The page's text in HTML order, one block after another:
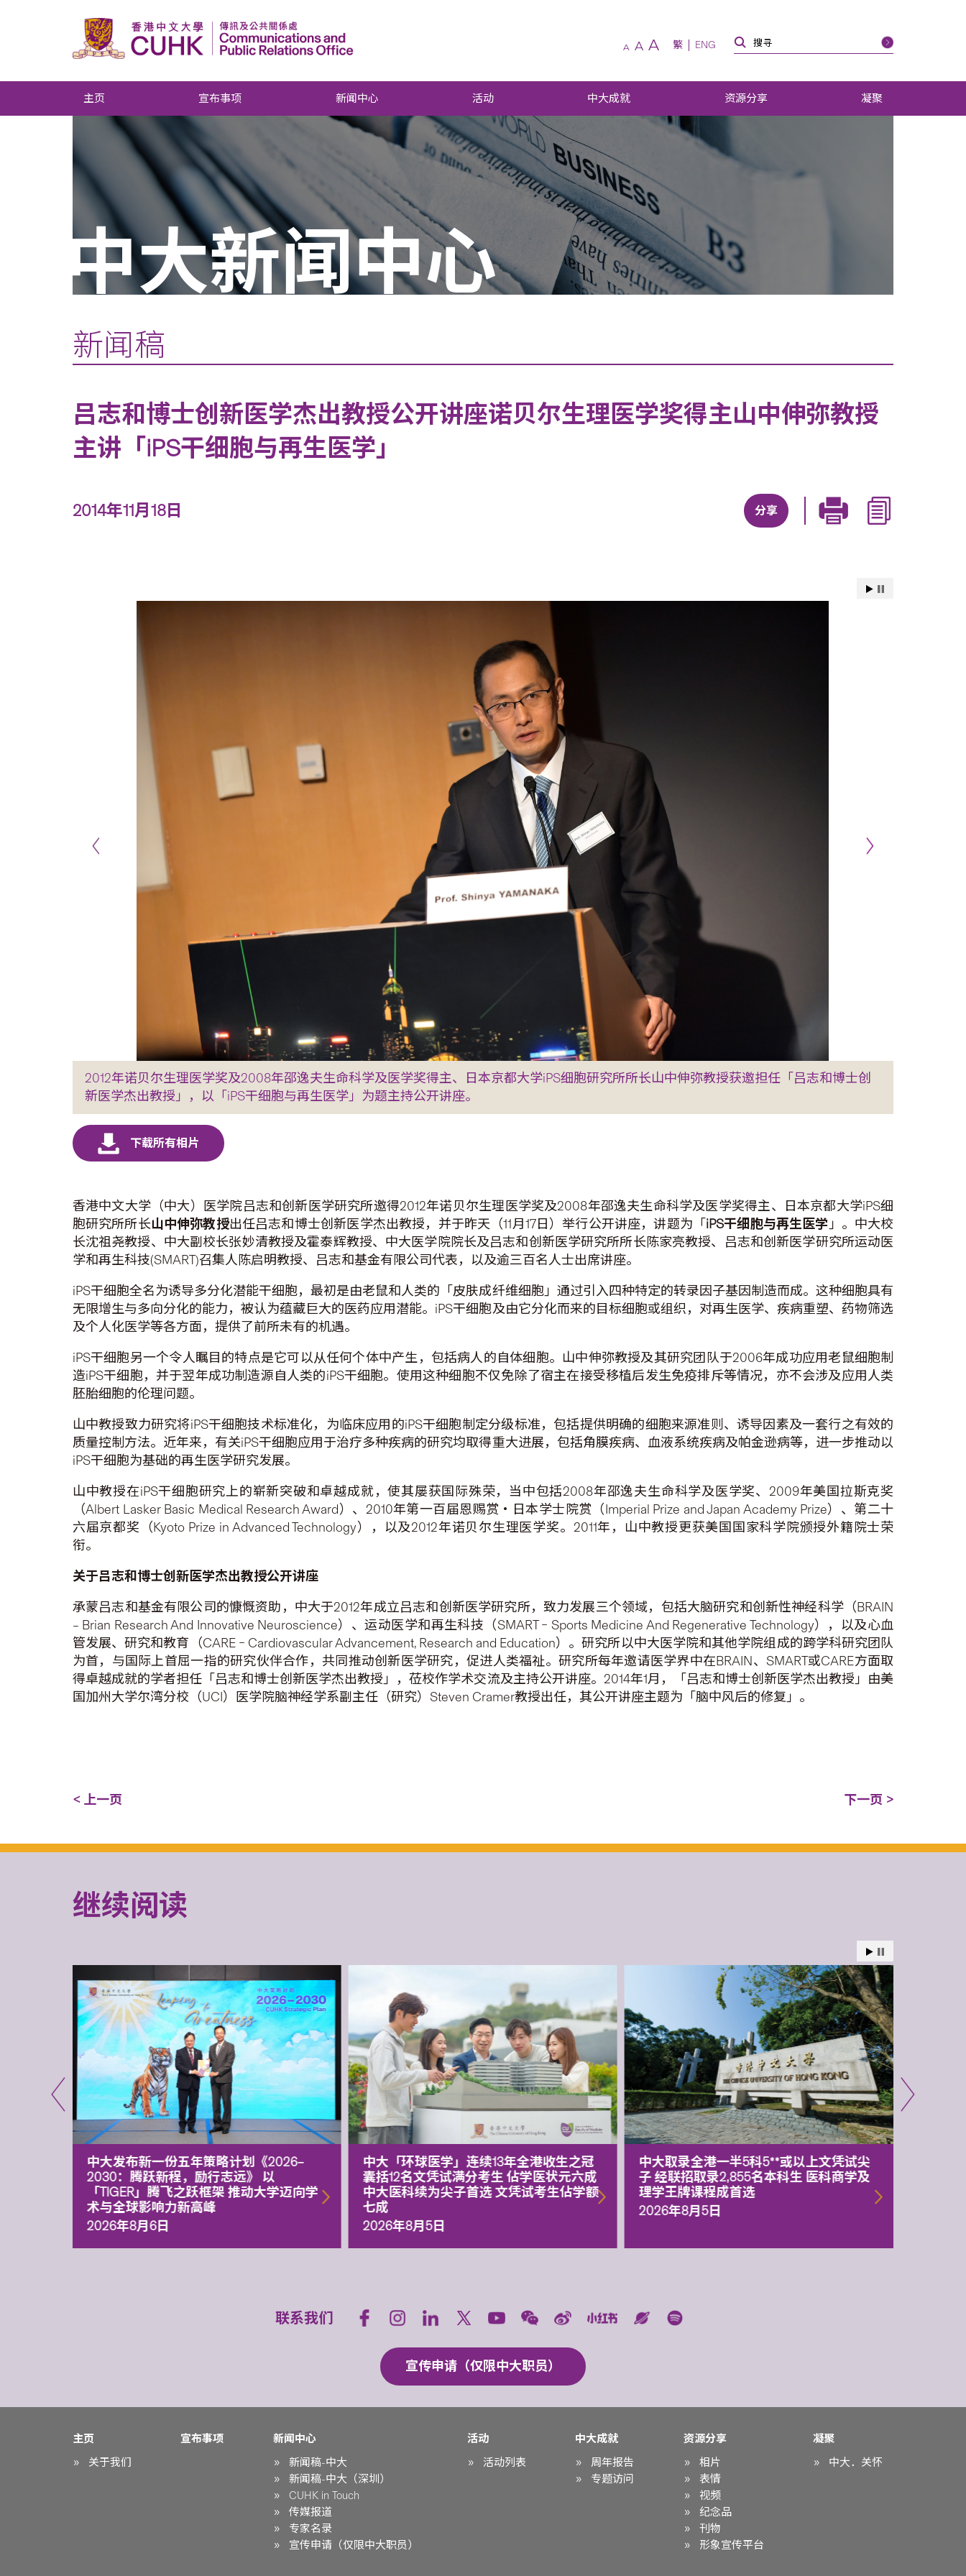
A A A 繁 ENG
主页 宣布事项 新闻中心 活动 中大成就 资源分享 凝聚
中大新闻中心
新闻稿
吕志和博士创新医学杰出教授公开讲座诺贝尔生理医学奖得主山中伸弥教授
主讲「iPS干细胞与再生医学」
2014年11月18日 分享
2012年诺贝尔生理医学奖及2008年邵逸夫生命科学及医学奖得主、日本京都大学iPS细胞研究所所长山中伸弥教授获邀担任「吕志和博士创
新医学杰出教授」，以「iPS干细胞与再生医学」为题主持公开讲座。
香港中文大学（中大）医学院吕志和创新医学研究所邀得2012年诺贝尔生理医学奖及2008年邵逸夫生命科学及医学奖得主、日本京都大学iPS细
胞研究所所长山中伸弥教授出任吕志和博士创新医学杰出教授，并于昨天（11月17日）举行公开讲座，讲题为「iPS干细胞与再生医学 」。中大校
长沈祖尧教授、中大副校长张妙清教授及霍泰辉教授、中大医学院院长及吕志和创新医学研究所所长陈家亮教授、吕志和创新医学研究所运动医
学和再生科技(SMART)召集人陈启明教授、吕志和基金有限公司代表，以及逾三百名人士出席讲座。
iPS干细胞全名为诱导多分化潜能干细胞，最初是由老鼠和人类的「皮肤成纤维细胞」通过引入四种特定的转录因子基因制造而成。这种细胞具有
无限增生与多向分化的能力，被认为蕴藏巨大的医药应用潜能。iPS干细胞及由它分化而来的目标细胞或组织，对再生医学、疾病重塑、药物筛选
及个人化医学等各方面，提供了前所未有的机遇。
iPS干细胞另一个令人瞩目的特点是它可以从任何个体中产生，包括病人的自体细胞。山中伸弥教授及其研究团队于2006年成功应用老鼠细胞制
造iPS干细胞，并于翌年成功制造源自人类的iPS干细胞。使用这种细胞不仅免除了宿主在接受移植后发生免疫排斥等情况，亦不会涉及应用人类
胚胎细胞的伦理问题。
山中教授致力研究将iPS干细胞技术标准化，为临床应用的iPS干细胞制定分级标准，包括提供明确的细胞来源准则、诱导因素及一套行之有效的
质量控制方法。近年来，有关iPS干细胞应用于治疗多种疾病的研究均取得重大进展，包括角膜疾病、血液系统疾病及帕金逊病等，进一步推动以
iPS干细胞为基础的再生医学研究发展。
山中教授在iPS干细胞研究上的崭新突破和卓越成就，使其屡获国际殊荣，当中包括2008年邵逸夫生命科学及医学奖、2009年美国拉斯克奖
（Albert Lasker Basic Medical Research Award）、2010年第一百届恩赐赏・日本学士院赏（Imperial Prize and Japan Academy Prize）、第二十
六届京都奖（Kyoto Prize in Advanced Technology），以及2012年诺贝尔生理医学奖。2011年，山中教授更获美国国家科学院颁授外籍院士荣
衔。
关于吕志和博士创新医学杰出教授公开讲座
承蒙吕志和基金有限公司的慷慨资助，中大于2012年成立吕志和创新医学研究所，致力发展三个领域，包括大脑研究和创新性神经科学（BRAIN
– Brian Research And Innovative Neuroscience）、运动医学和再生科技（SMART – Sports Medicine And Regenerative Technology），以及心血
管发展、研究和教育（CARE – Cardiovascular Advancement, Research and Education）。研究所以中大医学院和其他学院组成的跨学科研究团队
为首，与国际上首屈一指的研究伙伴合作，共同推动创新医学研究，促进人类福祉。研究所每年邀请医学界中在BRAIN、SMART或CARE方面取
得卓越成就的学者担任「吕志和博士创新医学杰出教授」，莅校作学术交流及主持公开讲座。2014年1月，「吕志和博士创新医学杰出教授」由美
国加州大学尔湾分校（UCI）医学院脑神经学系副主任（研究）Steven Cramer教授出任，其公开讲座主题为「脑中风后的修复」。
< 上一页 下一页 >
继续阅读
中大发布新一份五年策略计划《2026‒
2030：腾跃新程，励行志远》 以
「TIGER」腾飞之跃框架 推动大学迈向学
术与全球影响力新高峰
2026年8月6日
中大「环球医学」连续13年全港收生之冠
囊括12名文凭试满分考生 佔学医状元六成
中大医科续为尖子首选 文凭试考生佔学额
七成
2026年8月5日
中大取录全港一半5科5**或以上文凭试尖
子 经联招取录2,855名本科生 医科商学及
理学王牌课程成首选
2026年8月5日
联系我们
宣传申请（仅限中大职员）
主页
关于我们
宣布事项
新闻中心
新闻稿-中大
新闻稿-中大（深圳）
CUHK in Touch
传媒报道
专家名录
宣传申请（仅限中大职员）
活动
活动列表
中大成就
周年报告
专题访问
资源分享
相片
表情
视频
纪念品
刊物
形象宣传平台
凝聚
中大．关怀